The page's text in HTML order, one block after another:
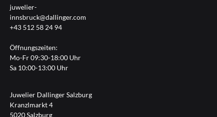
juwelier-
innsbruck@dallinger.com
+43 512 58 24 94
Öffnungszeiten:
Mo-Fr 09:30-18:00 Uhr
Sa 10:00-13:00 Uhr
Juwelier Dallinger Salzburg
Kranzlmarkt 4
5020 Salzburg